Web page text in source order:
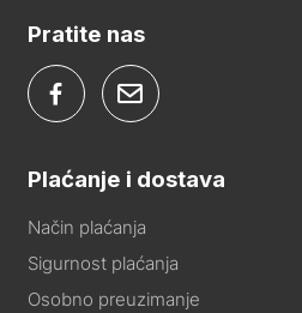
Pratite nas
Plaćanje i dostava
Način plaćanja
Sigurnost plaćanja
Osobno preuzimanje